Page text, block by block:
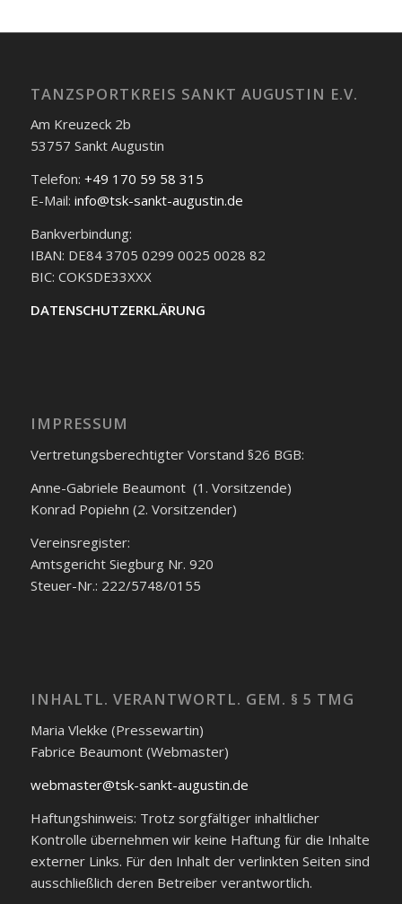
TANZSPORTKREIS SANKT AUGUSTIN E.V.
Am Kreuzeck 2b
53757 Sankt Augustin
Telefon: +49 170 59 58 315
E-Mail: info@tsk-sankt-augustin.de
Bankverbindung:
IBAN: DE84 3705 0299 0025 0028 82
BIC: COKSDE33XXX
DATENSCHUTZERKLÄRUNG
IMPRESSUM
Vertretungsberechtigter Vorstand §26 BGB:
Anne-Gabriele Beaumont (1. Vorsitzende)
Konrad Popiehn (2. Vorsitzender)
Vereinsregister:
Amtsgericht Siegburg Nr. 920
Steuer-Nr.: 222/5748/0155
INHALTL. VERANTWORTL. GEM. § 5 TMG
Maria Vlekke (Pressewartin)
Fabrice Beaumont (Webmaster)
webmaster@tsk-sankt-augustin.de
Haftungshinweis: Trotz sorgfältiger inhaltlicher
Kontrolle übernehmen wir keine Haftung für die Inhalte
externer Links. Für den Inhalt der verlinkten Seiten sind
ausschließlich deren Betreiber verantwortlich.